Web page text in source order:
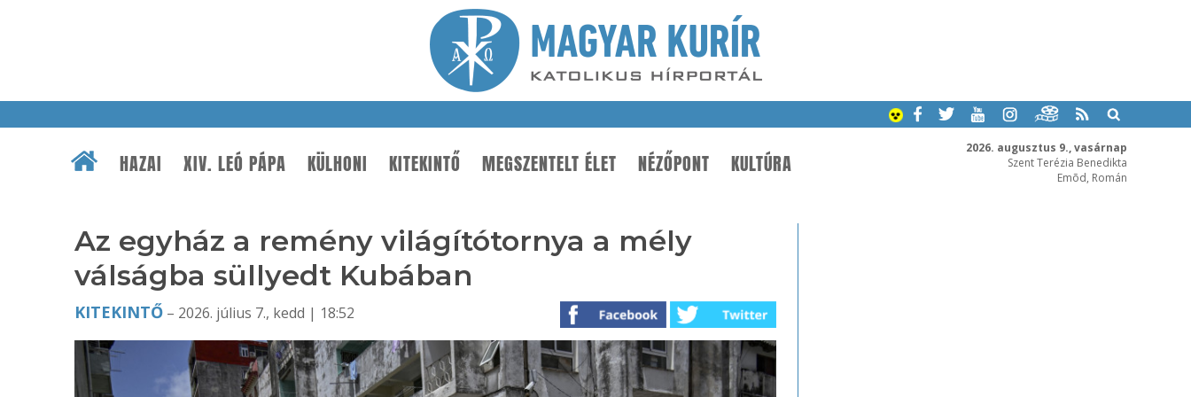
2026. augusztus 9., vasárnap
Szent Terézia Benedikta
Emõd, Román
HAZAI XIV. LEÓ PÁPA KÜLHONI KITEKINTŐ MEGSZENTELT ÉLET NÉZŐPONT KULTÚRA
Az egyház a remény világítótornya a mély
válságba süllyedt Kubában
KITEKINTŐ – 2026. július 7., kedd | 18:52